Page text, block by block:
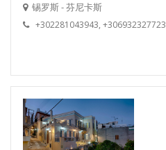
锡罗斯 - 芬尼卡斯
+302281043943, +306932327723